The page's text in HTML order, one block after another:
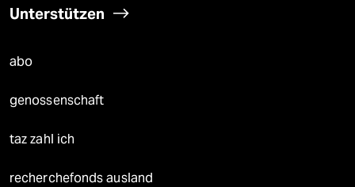
Unterstützen
abo
genossenschaft
taz zahl ich
recherchefonds ausland